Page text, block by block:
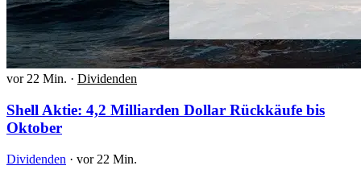
vor 22 Min. · Dividenden
Shell Aktie: 4,2 Milliarden Dollar Rückkäufe bis
Oktober
Dividenden · vor 22 Min.